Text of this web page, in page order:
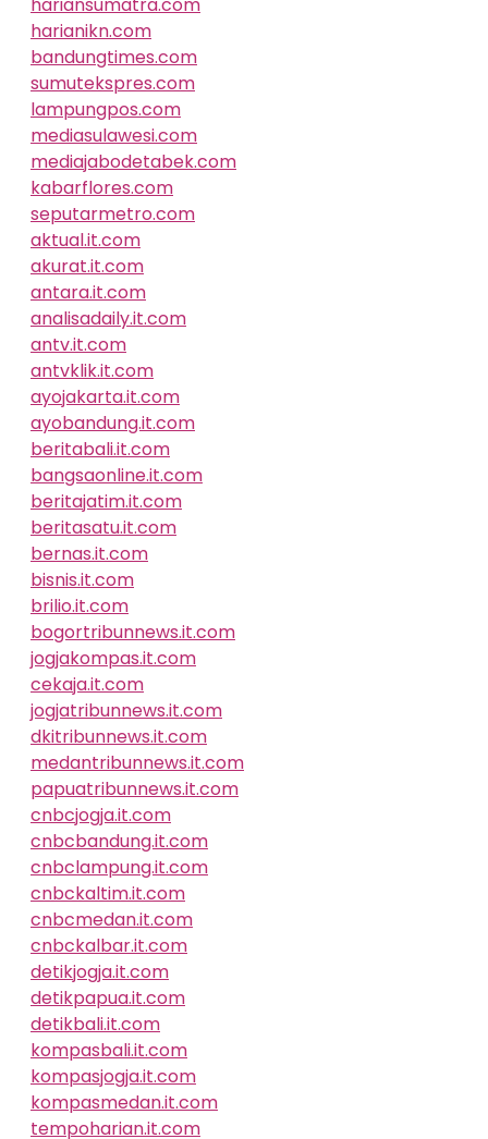
harianikn.com
bandungtimes.com
sumutekspres.com
lampungpos.com
mediasulawesi.com
mediajabodetabek.com
kabarflores.com
seputarmetro.com
aktual.it.com
akurat.it.com
antara.it.com
analisadaily.it.com
antv.it.com
antvklik.it.com
ayojakarta.it.com
ayobandung.it.com
beritabali.it.com
bangsaonline.it.com
beritajatim.it.com
beritasatu.it.com
bernas.it.com
bisnis.it.com
brilio.it.com
bogortribunnews.it.com
jogjakompas.it.com
cekaja.it.com
jogjatribunnews.it.com
dkitribunnews.it.com
medantribunnews.it.com
papuatribunnews.it.com
cnbcjogja.it.com
cnbcbandung.it.com
cnbclampung.it.com
cnbckaltim.it.com
cnbcmedan.it.com
cnbckalbar.it.com
detikjogja.it.com
detikpapua.it.com
detikbali.it.com
kompasbali.it.com
kompasjogja.it.com
kompasmedan.it.com
tempoharian.it.com